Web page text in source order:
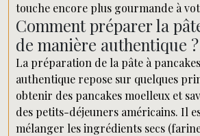
touche encore plus gourmande à
Comment préparer la
de manière authentique ?
La préparation de la pâte à
authentique repose sur quelques
obtenir des pancakes moelleux et
des petits-déjeuners américains. Il
mélanger les ingrédients secs